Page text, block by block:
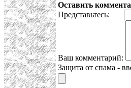
Оставить
Представьтесь:
Ваш комментарий:
Защита от спама -